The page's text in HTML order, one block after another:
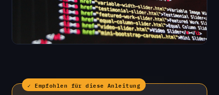
✓ Empfohlen für diese Anleitung